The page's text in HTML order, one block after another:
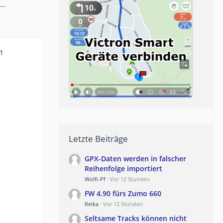
Letzte Beiträge
GPX-Daten werden in falscher
Reihenfolge importiert
Wolfi-Pf Vor 12 Stunden
FW 4.90 fürs Zumo 660
Reika Vor 12 Stunden
Seltsame Tracks können nicht